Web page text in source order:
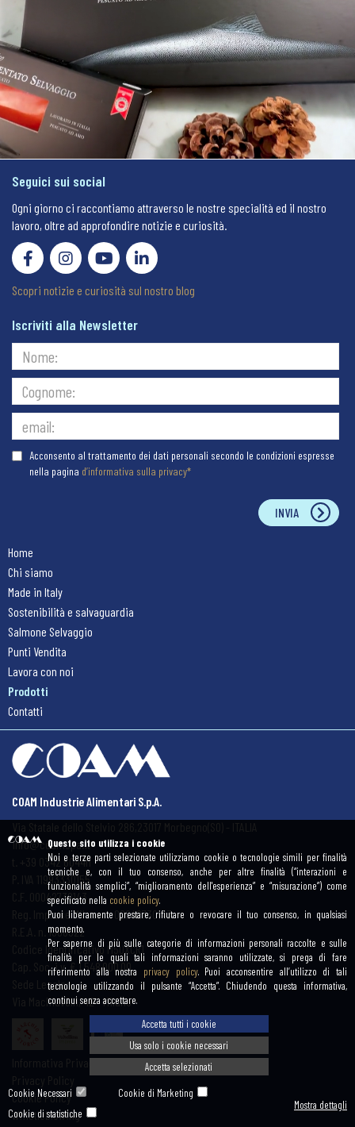
Seguici sui social
Ogni giorno ci raccontiamo attraverso le nostre specialità ed il nostro
lavoro, oltre ad approfondire notizie e curiosità.
Scopri notizie e curiosità sul nostro blog
Iscriviti alla Newsletter
Acconsento al trattamento dei dati personali secondo le condizioni espresse
nella pagina d’informativa sulla privacy*
INVIA
Home
Chi siamo
Made in Italy
Sostenibilità e salvaguardia
Salmone Selvaggio
Punti Vendita
Lavora con noi
Prodotti
Contatti
COAM Industrie Alimentari S.p.A.
info@coamspa.it
t. +39 0342 604411
P. IVA 11993330155
C.F. 00042730143
Reg. Imprese Milano n. 00042730143
R.E.A. n. 1306322
Codice Identificativo M5UXCR1
Cap. Soc. i.v. € 1.548.000,00
Sede Legale:
Via Machiavelli, 42 - Milano
Informativa Privacy
Cookie Policy
Whistleblowing
Questo sito utilizza i cookie
Noi e terze parti selezionate utilizziamo cookie o tecnologie simili per finalità
tecniche e, con il tuo consenso, anche per altre finalità (“interazioni e
funzionalità semplici”, “miglioramento dell'esperienza” e “misurazione”) come
specificato nella cookie policy.
Puoi liberamente prestare, rifiutare o revocare il tuo consenso, in qualsiasi
momento.
Per saperne di più sulle categorie di informazioni personali raccolte e sulle
finalità per le quali tali informazioni saranno utilizzate, si prega di fare
riferimento alla nostra privacy policy. Puoi acconsentire all’utilizzo di tali
tecnologie utilizzando il pulsante “Accetta”. Chiudendo questa informativa,
continui senza accettare.
Accetta tutti i cookie
Usa solo i cookie necessari
Accetta selezionati
Cookie Necessari
Cookie di Marketing
Cookie di statistiche
Mostra dettagli